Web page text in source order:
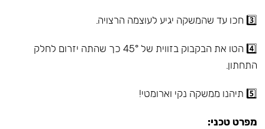
3️⃣ חכו עד שהמשקה יגיע לעוצמה הרצויה.
4️⃣ הטו את הבקבוק בזווית של 45° כך שהתה יזרום לחלק
התחתון.
5️⃣ תיהנו ממשקה נקי וארומטי!
מפרט טכני: